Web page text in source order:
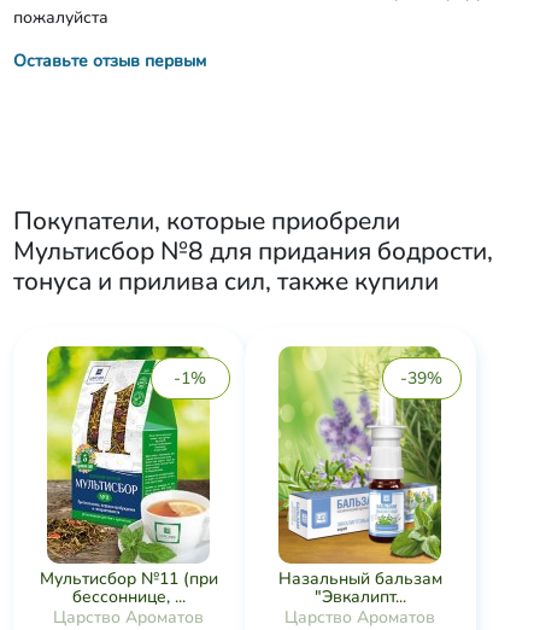
пожалуйста
Оставьте отзыв первым
Покупатели, которые приобрели
Мультисбор №8 для придания бодрости,
тонуса и прилива сил, также купили
-1%
Мультисбор №11 (при
бессоннице, ...
Царство Ароматов
-39%
Назальный бальзам
"Эвкалипт...
Царство Ароматов